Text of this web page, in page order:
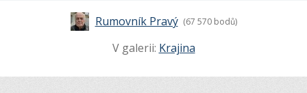
Rumovník Pravý (67 570 bodů)
V galerii: Krajina